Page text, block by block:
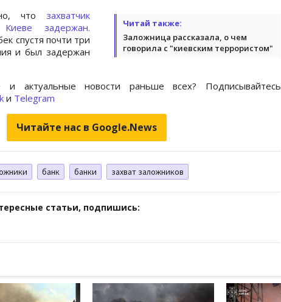
Читай также:
Заложница рассказала, о чем
говорила с "киевским террористом"
что захватчик
задержан.
спустя почти три
и был задержан
актуальные новости раньше всех? Подписывайтесь
и Telegram
Читайте нас в Google.News
банк банки захват заложников
статьи, подпишись: